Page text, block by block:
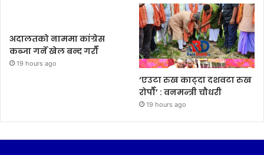
अदालतको नाममा कांग्रेस
कब्जा गर्ने खेल बन्द गरौँ
19 hours ago
‘एउटा रुख काट्दा दशवटा रुख
रोपौँ’ : वनमन्त्री चौधरी
19 hours ago